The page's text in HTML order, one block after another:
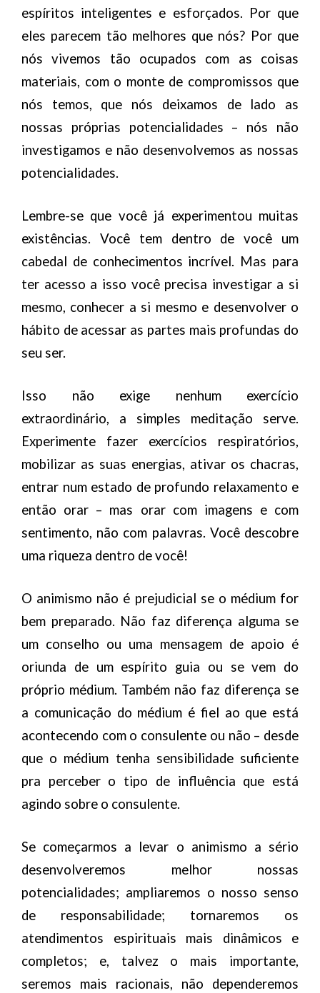
espíritos inteligentes e esforçados. Por que
eles parecem tão melhores que nós? Por que
nós vivemos tão ocupados com as coisas
materiais, com o monte de compromissos que
nós temos, que nós deixamos de lado as
nossas próprias potencialidades – nós não
investigamos e não desenvolvemos as nossas
potencialidades.
Lembre-se que você já experimentou muitas
existências. Você tem dentro de você um
cabedal de conhecimentos incrível. Mas para
ter acesso a isso você precisa investigar a si
mesmo, conhecer a si mesmo e desenvolver o
hábito de acessar as partes mais profundas do
seu ser.
Isso não exige nenhum exercício
extraordinário, a simples meditação serve.
Experimente fazer exercícios respiratórios,
mobilizar as suas energias, ativar os chacras,
entrar num estado de profundo relaxamento e
então orar – mas orar com imagens e com
sentimento, não com palavras. Você descobre
uma riqueza dentro de você!
O animismo não é prejudicial se o médium for
bem preparado. Não faz diferença alguma se
um conselho ou uma mensagem de apoio é
oriunda de um espírito guia ou se vem do
próprio médium. Também não faz diferença se
a comunicação do médium é fiel ao que está
acontecendo com o consulente ou não – desde
que o médium tenha sensibilidade suficiente
pra perceber o tipo de influência que está
agindo sobre o consulente.
Se começarmos a levar o animismo a sério
desenvolveremos melhor nossas
potencialidades; ampliaremos o nosso senso
de responsabilidade; tornaremos os
atendimentos espirituais mais dinâmicos e
completos; e, talvez o mais importante,
seremos mais racionais, não dependeremos